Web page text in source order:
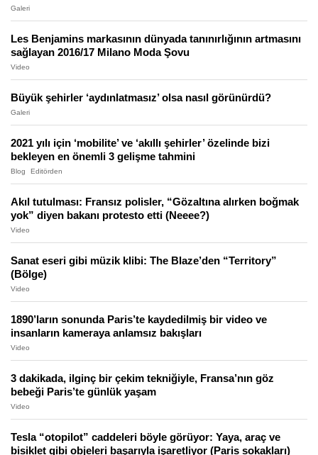
Galeri
Les Benjamins markasının dünyada tanınırlığının artmasını
sağlayan 2016/17 Milano Moda Şovu
Video
Büyük şehirler ‘aydınlatmasız’ olsa nasıl görünürdü?
Galeri
2021 yılı için ‘mobilite’ ve ‘akıllı şehirler’ özelinde bizi
bekleyen en önemli 3 gelişme tahmini
Blog Editörden
Akıl tutulması: Fransız polisler, “Gözaltına alırken boğmak
yok” diyen bakanı protesto etti (Neeee?)
Video
Sanat eseri gibi müzik klibi: The Blaze’den “Territory”
(Bölge)
Video
1890’ların sonunda Paris’te kaydedilmiş bir video ve
insanların kameraya anlamsız bakışları
Video
3 dakikada, ilginç bir çekim tekniğiyle, Fransa’nın göz
bebeği Paris’te günlük yaşam
Video
Tesla “otopilot” caddeleri böyle görüyor: Yaya, araç ve
bisiklet gibi objeleri başarıyla işaretliyor (Paris sokakları)